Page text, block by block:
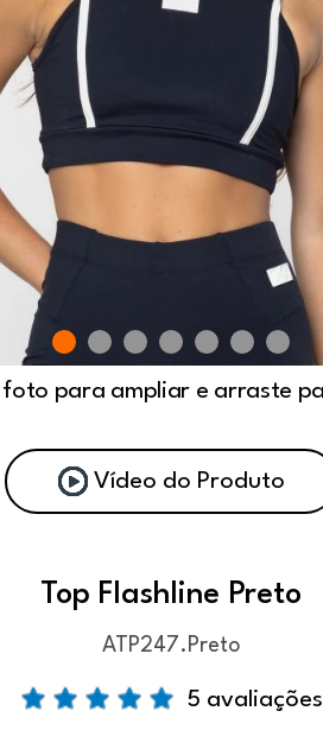
foto para ampliar e arraste
Vídeo do Produto
Top Flashline Preto
ATP247.Preto
5 avaliações